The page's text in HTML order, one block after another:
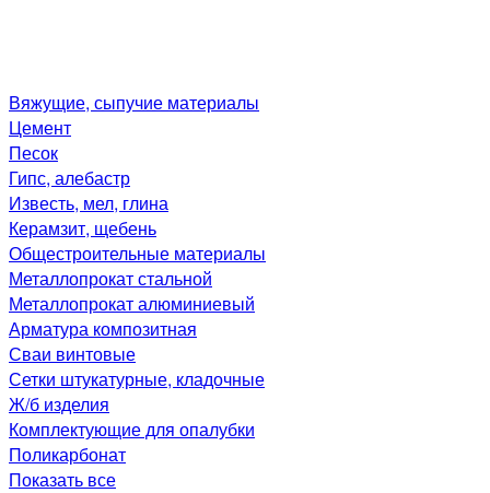
Вяжущие, сыпучие материалы
Цемент
Песок
Гипс, алебастр
Известь, мел, глина
Керамзит, щебень
Общестроительные материалы
Металлопрокат стальной
Металлопрокат алюминиевый
Арматура композитная
Сваи винтовые
Сетки штукатурные, кладочные
Ж/б изделия
Комплектующие для опалубки
Поликарбонат
Показать все